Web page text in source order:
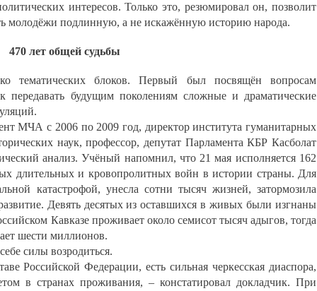
интересов. Только это, резюмировал он, позволит
молодёжи подлинную, а не искажённую историю народа.
470 лет общей судьбы
тематических блоков. Первый был посвящён вопросам
передавать будущим поколениям сложные и драматические
МЧА с 2006 по 2009 год, директор института гуманитарных
наук, профессор, депутат Парламента КБР Касболат
анализ. Учёный напомнил, что 21 мая исполняется 162
длительных и кровопролитных войн в истории страны. Для
катастрофой, унесла сотни тысяч жизней, затормозила
Девять десятых из оставшихся в живых были изгнаны
Кавказе проживает около семисот тысяч адыгов, тогда
шести миллионов.
силы возродиться.
Российской Федерации, есть сильная черкесская диаспора,
в странах проживания, – констатировал докладчик. При